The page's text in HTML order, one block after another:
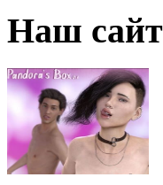
Наш сайт